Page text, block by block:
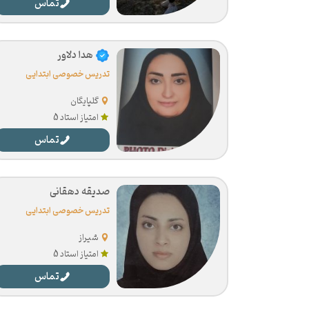
تماس
تدریس خصوصی ابتدایی
گلپایگان
امتیاز استاد 5
تماس
صدیقه دهقانی
تدریس خصوصی ابتدایی
شیراز
امتیاز استاد 5
تماس